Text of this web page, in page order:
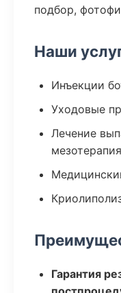
подбор,
Наши
Инъекции
Уходовые
Лечение
мезотерапия
Гарантия